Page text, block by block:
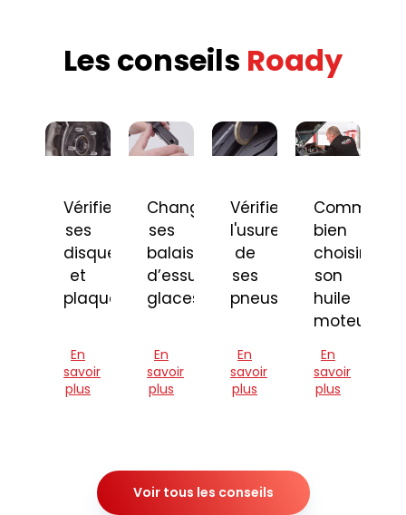
Les conseils Roady
Vérifier
ses
disques
et
plaquettes
En
savoir
plus
Changer
ses
balais
d’essuie-
glaces
En
savoir
plus
Vérifier
l'usure
de
ses
pneus
En
savoir
plus
Comment
bien
choisir
son
huile
moteur
En
savoir
plus
Voir tous les conseils